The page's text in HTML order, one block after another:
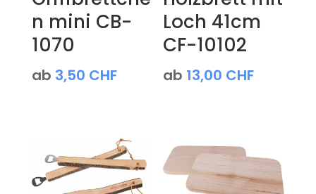
n mini CB-
1070
ab 3,50 CHF
Loch 41cm
CF-10102
ab 13,00 CHF